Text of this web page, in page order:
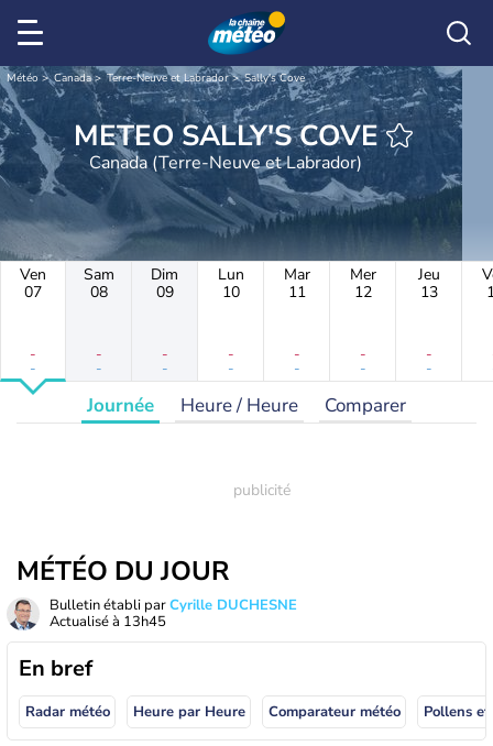
Météo Canada Terre-Neuve et Labrador Sally's Cove
METEO SALLY'S COVE
Canada (Terre-Neuve et Labrador)
Ven
07
-
-
Sam
08
-
-
Dim
09
-
-
Lun
10
-
-
Mar
11
-
-
Mer
12
-
-
Jeu
13
-
-
Journée Heure / Heure Comparer
MÉTÉO DU JOUR
Bulletin établi parCyrille DUCHESNE
Actualisé à 13h45
En bref
Radar météo Heure par Heure Comparateur météo Pollens